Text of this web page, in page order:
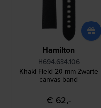
Hamilton
H694.684.106
Khaki Field 20 mm Zwarte
canvas band
€ 62,-